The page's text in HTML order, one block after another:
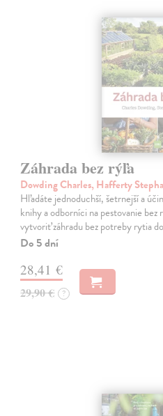
Záhrada bez rýľa
Dowding Charles, Hafferty
Hľadáte jednoduchší, šetrnejší a
knihy a odborníci na pestovanie
vytvoriť záhradu bez potreby rytia
Do 5 dní
28,41 €
29,90 € ?